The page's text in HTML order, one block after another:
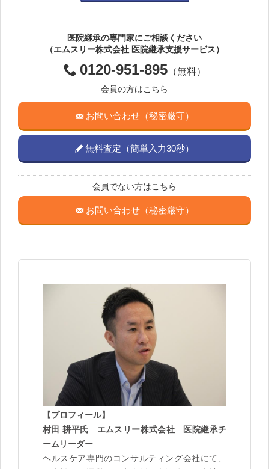
医院継承の専門家にご相談ください
（エムスリー株式会社 医院継承支援サービス）
0120-951-895（無料）
会員の方はこちら
お問い合わせ（秘密厳守）
無料査定（簡単入力30秒）
会員でない方はこちら
お問い合わせ（秘密厳守）
【プロフィール】
村田 耕平氏 エムスリー株式会社 医院継承チ
ームリーダー
ヘルスケア専門のコンサルティング会社にて、